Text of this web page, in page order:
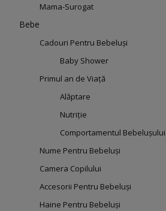
Mama-Surogat
Bebe
Cadouri Pentru Bebeluși
Baby Shower
Primul an de Viață
Alăptare
Nutriție
Comportamentul Bebelușului
Nume Pentru Bebeluși
Camera Copilului
Accesorii Pentru Bebeluși
Haine Pentru Bebeluși